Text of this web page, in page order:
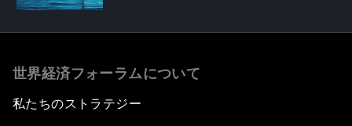
世界経済フォーラムについて
私たちのストラテジー